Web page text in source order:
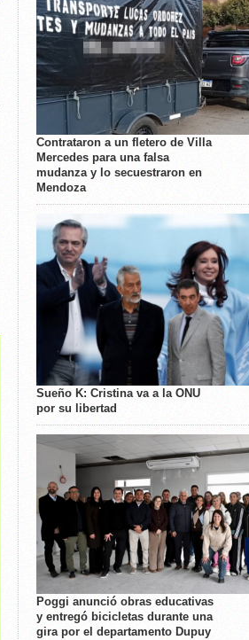
Contrataron a un fletero de Villa
Mercedes para una falsa
mudanza y lo secuestraron en
Mendoza
Sueño K: Cristina va a la ONU
por su libertad
Poggi anunció obras educativas
y entregó bicicletas durante una
gira por el departamento Dupuy